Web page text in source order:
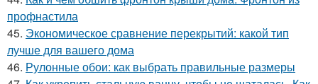
профнастила
45. Экономическое сравнение перекрытий: какой тип
лучше для вашего дома
46. Рулонные обои: как выбрать правильные размеры